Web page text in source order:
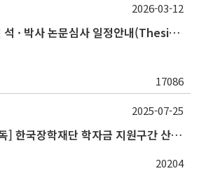
2026학년도 1학기 석 · 박사 논문심사 일정안내(Thesis Defense Schedules)
17086
2026-03-12
[장학금 신청자 필독] 한국장학재단 학자금 지원구간 산정 권고
20204
2025-07-25